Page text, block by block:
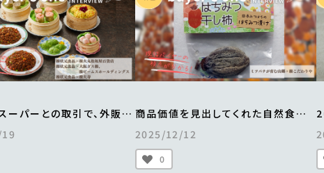
ーパーとの取引で、外販事
1.5倍。
から全国区へとブランドの
商品価値を見出してくれた自然食品
店とのマッチングで、
手づくりの「はちみつ干し柿」がすべて
完売
2025/12/12
0